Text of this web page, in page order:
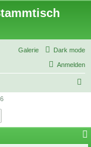
Dark mode
Galerie
Anmelden
e